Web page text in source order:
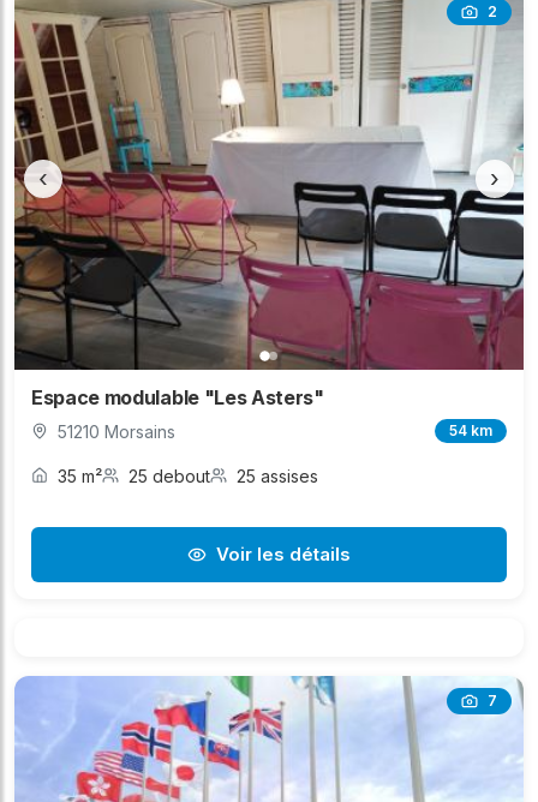
2
‹ ›
Espace modulable "Les Asters"
51210 Morsains 54 km
35 m² 25 debout 25 assises
Voir les détails
7